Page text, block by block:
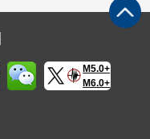
M5.0+
M6.0+